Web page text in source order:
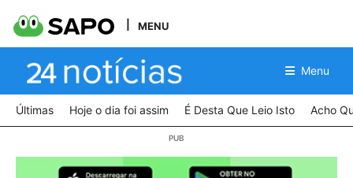
MENU
Menu
Últimas Hoje o dia foi assim É Desta Que Leio Isto Acho